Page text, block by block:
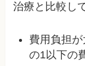
治療と比較し
費用負担
の1以下の